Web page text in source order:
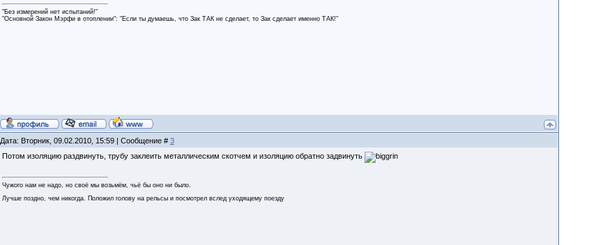
"Без измерений нет испытаний!"
"Основной Закон Мэрфи в отоплении": "Если ты думаешь, что Зак ТАК не сделает, то Зак сделает именно ТАК!"
Дата: Вторник, 09.02.2010, 15:59 | Сообщение # 3
Потом изоляцию раздвинуть, трубу заклеить металлическим скотчем и изоляцию обратно задвинуть
Чужого нам не надо, но своё мы возьмём, чьё бы оно ни было.
Лучше поздно, чем никогда. Положил голову на рельсы и посмотрел вслед уходящему поезду